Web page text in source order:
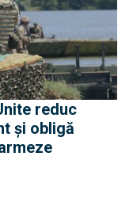
și obligă